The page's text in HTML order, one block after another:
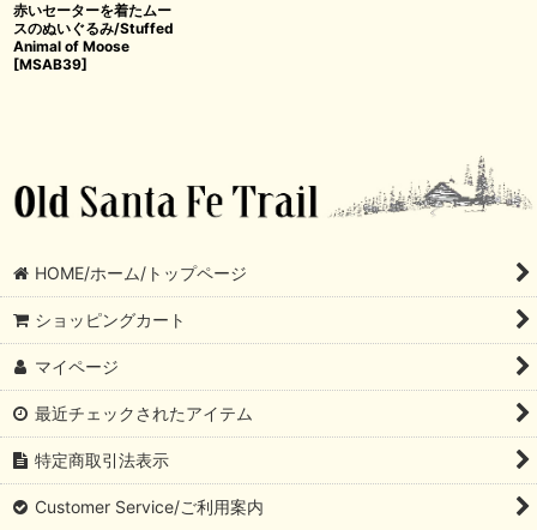
赤いセーターを着たムー
スのぬいぐるみ/Stuffed
Animal of Moose
[MSAB39]
HOME/ホーム/トップページ
ショッピングカート
マイページ
最近チェックされたアイテム
特定商取引法表示
Customer Service/ご利用案内